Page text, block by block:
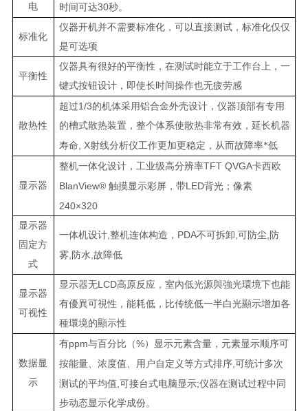
电
时间可达30秒。
标准化
仪器开机并不需要标准化，可以直接测试，标准化仅仅
是可选项
平衡性
仪器具有很好的平衡性，在测试时能立于工作台上，一
键式按钮设计，即使长时间操作也无疲劳感
散热性
超过1/3的机体采用铝合金外壳设计，仪器顶部有专用
的槽式散热装置，整个体系使散热非常有效，延长机器
寿命 , X射线分析仪工作更加更稳定，从而故障率*低
显示器
整机一体化设计，工业级高分辨率TFT QVGA卡西欧
BlanView® 触摸显示彩屏，带LED背光；像素
240×320
显示器
固定方
式
一体机设计, 整机连体构造， PDA不可拆卸 可防尘 防
雾, 防水 故障低
显示器
可视性
显示器无LCD高原反应，室內低光源與強光環境下也能
有優異可視性，能耗低，比传统低一半白光顯示增加各
種環境的顯示性
数据显
示
有ppm与百分比（%）显示元素含量，元素显示顺序可
按能量、浓度值、用户自定义等方式排序, 可统计多次
测试的平均值 可接台式电脑显示;仪器在测试过程中同
步动态显示化学成份。